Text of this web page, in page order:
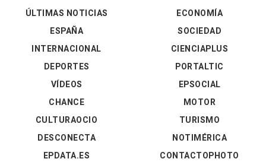
ÚLTIMAS NOTICIAS
ESPAÑA
INTERNACIONAL
DEPORTES
VÍDEOS
ECONOMÍA
SOCIEDAD
CIENCIAPLUS
PORTALTIC
EPSOCIAL
CHANCE
CULTURAOCIO
DESCONECTA
EPDATA.ES
MOTOR
TURISMO
NOTIMÉRICA
CONTACTOPHOTO